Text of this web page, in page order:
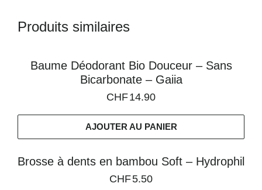
Produits similaires
Baume Déodorant Bio Douceur – Sans
Bicarbonate – Gaiia
CHF14.90
AJOUTER AU PANIER
Brosse à dents en bambou Soft – Hydrophil
CHF5.50